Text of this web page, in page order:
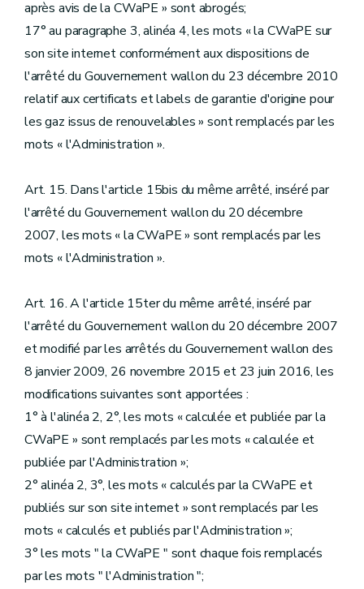
après avis de la CWaPE » sont abrogés;
17° au paragraphe 3, alinéa 4, les mots « la CWaPE sur
son site internet conformément aux dispositions de
l'arrêté du Gouvernement wallon du 23 décembre 2010
relatif aux certificats et labels de garantie d'origine pour
les gaz issus de renouvelables » sont remplacés par les
mots « l'Administration ».
Art. 15. Dans l'article 15bis du même arrêté, inséré par
l'arrêté du Gouvernement wallon du 20 décembre
2007, les mots « la CWaPE » sont remplacés par les
mots « l'Administration ».
Art. 16. A l'article 15ter du même arrêté, inséré par
l'arrêté du Gouvernement wallon du 20 décembre 2007
et modifié par les arrêtés du Gouvernement wallon des
8 janvier 2009, 26 novembre 2015 et 23 juin 2016, les
modifications suivantes sont apportées :
1° à l'alinéa 2, 2°, les mots « calculée et publiée par la
CWaPE » sont remplacés par les mots « calculée et
publiée par l'Administration »;
2° alinéa 2, 3°, les mots « calculés par la CWaPE et
publiés sur son site internet » sont remplacés par les
mots « calculés et publiés par l'Administration »;
3° les mots " la CWaPE " sont chaque fois remplacés
par les mots " l'Administration ";